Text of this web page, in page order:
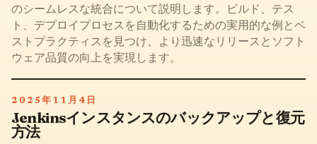
のシームレスな統合について説明します。ビルド、テス
ト、デプロイプロセスを自動化するための実用的な例とベ
ストプラクティスを見つけ、より迅速なリリースとソフト
ウェア品質の向上を実現します。
2025年11月4日
Jenkinsインスタンスのバックアップと復元
方法